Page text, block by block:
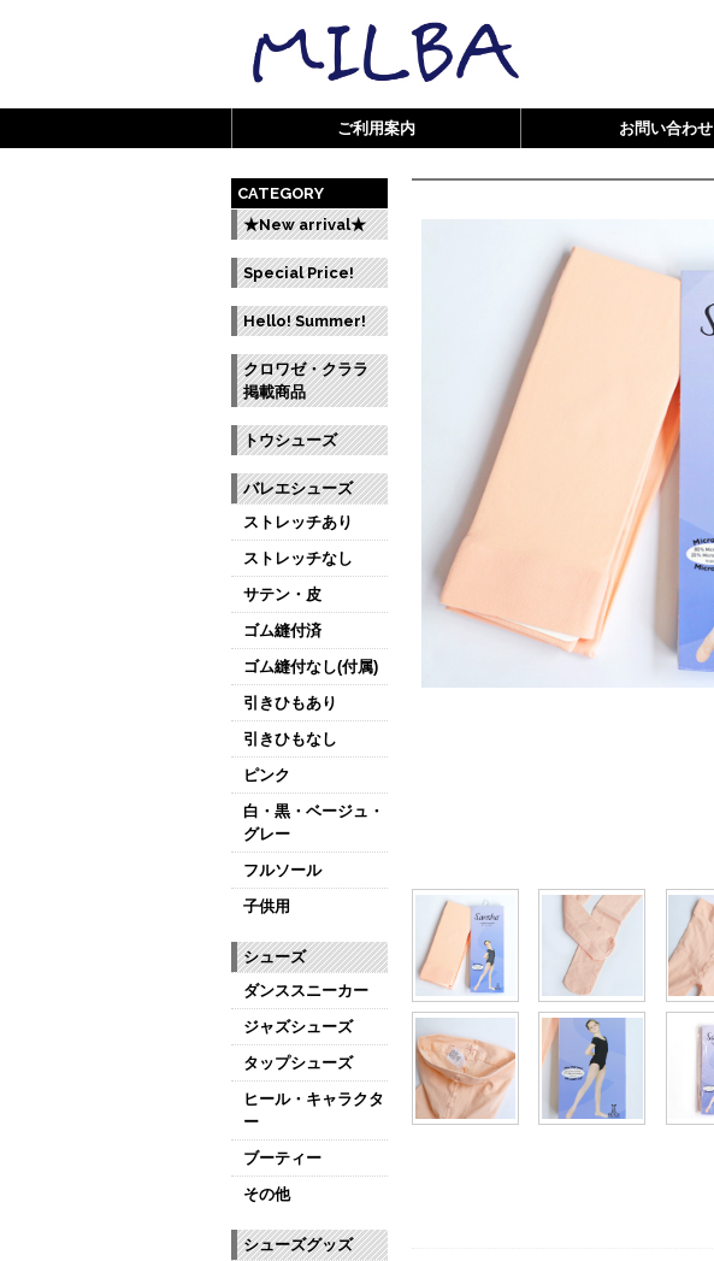
ご利用案内 お問い合わせ
CATEGORY
★New arrival★
Special Price!
Hello! Summer!
クロワゼ・クララ
掲載商品
トウシューズ
バレエシューズ
ストレッチあり
ストレッチなし
サテン・皮
ゴム縫付済
ゴム縫付なし(付属)
引きひもあり
引きひもなし
ピンク
白・黒・ベージュ・
グレー
フルソール
子供用
シューズ
ダンススニーカー
ジャズシューズ
タップシューズ
ヒール・キャラクタ
ー
ブーティー
その他
シューズグッズ